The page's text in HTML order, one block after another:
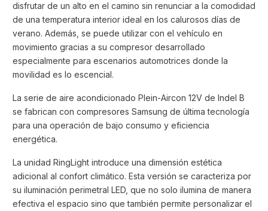
disfrutar de un alto en el camino sin renunciar a la comodidad
de una temperatura interior ideal en los calurosos días de
verano. Además, se puede utilizar con el vehículo en
movimiento gracias a su compresor desarrollado
especialmente para escenarios automotrices donde la
movilidad es lo escencial.
La serie de aire acondicionado Plein-Aircon 12V de Indel B
se fabrican con compresores Samsung de última tecnología
para una operación de bajo consumo y eficiencia
energética.
La unidad RingLight introduce una dimensión estética
adicional al confort climático. Esta versión se caracteriza por
su iluminación perimetral LED, que no solo ilumina de manera
efectiva el espacio sino que también permite personalizar el